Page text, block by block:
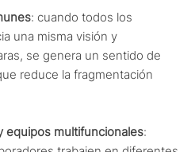
: cuando todos los
una misma visión y
se genera un sentido de
reduce la fragmentación
equipos multifuncionales: